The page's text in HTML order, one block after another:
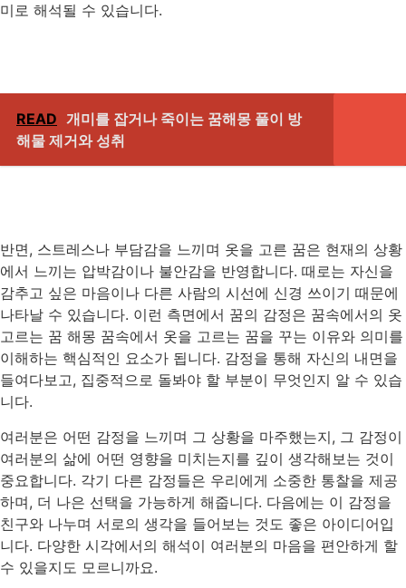
미로 해석될 수 있습니다.
READ 개미를 잡거나 죽이는 꿈해몽 풀이 방
해물 제거와 성취
반면, 스트레스나 부담감을 느끼며 옷을 고른 꿈은 현재의 상황
에서 느끼는 압박감이나 불안감을 반영합니다. 때로는 자신을
감추고 싶은 마음이나 다른 사람의 시선에 신경 쓰이기 때문에
나타날 수 있습니다. 이런 측면에서 꿈의 감정은 꿈속에서의 옷
고르는 꿈 해몽 꿈속에서 옷을 고르는 꿈을 꾸는 이유와 의미를
이해하는 핵심적인 요소가 됩니다. 감정을 통해 자신의 내면을
들여다보고, 집중적으로 돌봐야 할 부분이 무엇인지 알 수 있습
니다.
여러분은 어떤 감정을 느끼며 그 상황을 마주했는지, 그 감정이
여러분의 삶에 어떤 영향을 미치는지를 깊이 생각해보는 것이
중요합니다. 각기 다른 감정들은 우리에게 소중한 통찰을 제공
하며, 더 나은 선택을 가능하게 해줍니다. 다음에는 이 감정을
친구와 나누며 서로의 생각을 들어보는 것도 좋은 아이디어입
니다. 다양한 시각에서의 해석이 여러분의 마음을 편안하게 할
수 있을지도 모르니까요.